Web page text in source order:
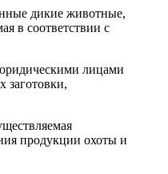
дикие животные,
в соответствии с
лицами
заготовки,
продукции охоты и